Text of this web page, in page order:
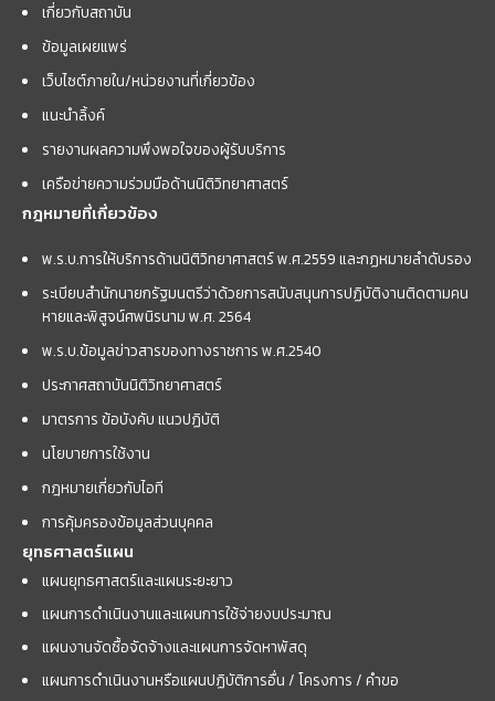
เกี่ยวกับสถาบัน
ข้อมูลเผยแพร่
เว็บไซต์ภายใน/หน่วยงานที่เกี่ยวข้อง
แนะนำลิ้งค์
รายงานผลความพึงพอใจของผู้รับบริการ
เครือข่ายความร่วมมือด้านนิติวิทยาศาสตร์
กฎหมายที่เกี่ยวข้อง
พ.ร.บ.การให้บริการด้านนิติวิทยาศาสตร์ พ.ศ.2559 และกฏหมายลำดับรอง
ระเบียบสำนักนายกรัฐมนตรีว่าด้วยการสนับสนุนการปฏิบัติงานติดตามคน
หายและพิสูจน์ศพนิรนาม พ.ศ. 2564
พ.ร.บ.ข้อมูลข่าวสารของทางราชการ พ.ศ.2540
ประกาศสถาบันนิติวิทยาศาสตร์
มาตรการ ข้อบังคับ แนวปฏิบัติ
นโยบายการใช้งาน
กฎหมายเกี่ยวกับไอที
การคุ้มครองข้อมูลส่วนบุคคล
ยุทธศาสตร์แผน
แผนยุทธศาสตร์และแผนระยะยาว
แผนการดำเนินงานและแผนการใช้จ่ายงบประมาณ
แผนงานจัดซื้อจัดจ้างและแผนการจัดหาพัสดุ
แผนการดำเนินงานหรือแผนปฏิบัติการอื่น / โครงการ / คำขอ